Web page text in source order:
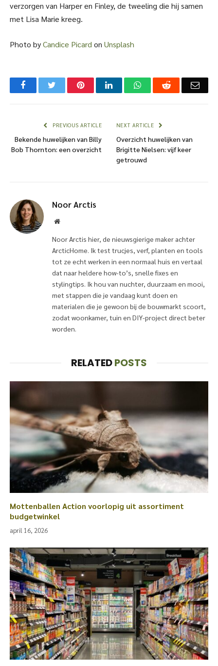
verzorgen van Harper en Finley, de tweeling die hij samen
met Lisa Marie kreeg.
Photo byCandice Picard on Unsplash
FacebookTwitter PinterestLinkedInWhatsAppReddit
PREVIOUS ARTICLE
Bekende huwelijken van Billy
Bob Thornton: een overzicht
NEXT ARTICLE
Overzicht huwelijken van
Brigitte Nielsen: vijf keer
getrouwd
Noor Arctis
Website
Noor Arctis hier, de nieuwsgierige maker achter
ArcticHome. Ik test trucjes, verf, planten en tools
tot ze echt werken in een normaal huis en vertaal
dat naar heldere how-to’s, snelle fixes en
stylingtips. Ik hou van nuchter, duurzaam en mooi,
met stappen die je vandaag kunt doen en
materialen die je gewoon bij de bouwmarkt scoort,
zodat woonkamer, tuin en DIY-project direct beter
worden.
RELATEDPOSTS
Mottenballen Action voorlopig uit assortiment
budgetwinkel
april 16, 2026